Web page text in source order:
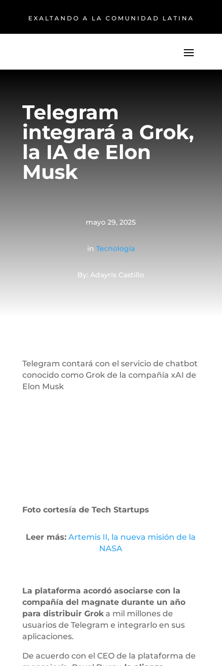
EXALTANDO A LA COMUNIDAD LATINA
Telegram
integrará a Grok,
la IA de Elon
Musk
mayo 29, 2025
in Tecnología
By: Adayris Castillo
Telegram contará con el servicio de chatbot
conocido como Grok de la compañía xAI de
Elon Musk
Foto cortesía de Tech Startups
Leer más: Artemis II, la nueva misión de la
NASA
La plataforma acordó asociarse con la
compañía del magnate durante un año
para distribuir Groka mil millones de
usuarios de Telegram e integrarlo en sus
aplicaciones.
De acuerdo con el CEO de la plataforma de